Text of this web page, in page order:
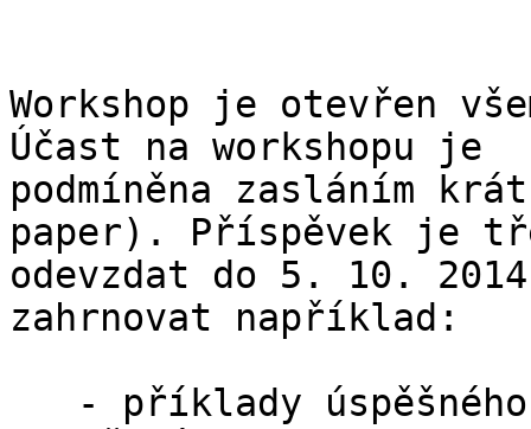
Workshop je otevřen
Účast na workshopu je
podmíněna zasláním
paper). Příspěvek je
odevzdat do 5. 10.
zahrnovat například: